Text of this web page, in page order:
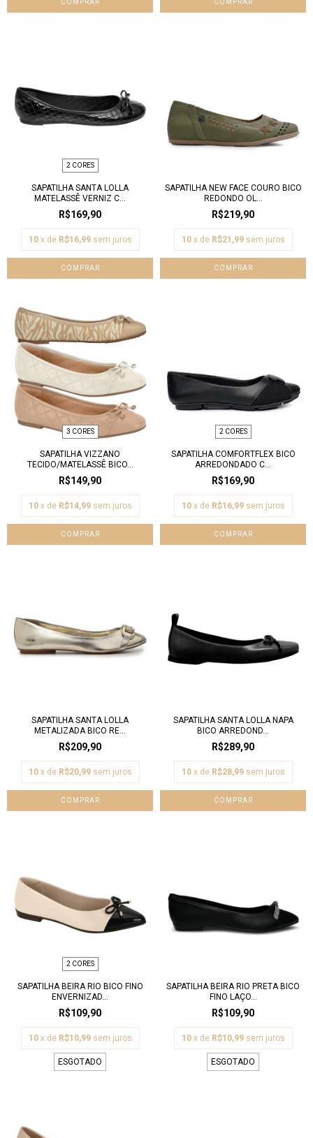
COMPRAR COMPRAR
2 CORES
SAPATILHA SANTA LOLLA
MATELASSÊ VERNIZ C...
R$169,90
10 x de R$16,99 sem juros
COMPRAR
SAPATILHA NEW FACE COURO BICO
REDONDO OL...
R$219,90
10 x de R$21,99 sem juros
COMPRAR
3 CORES
SAPATILHA VIZZANO
TECIDO/MATELASSÊ BICO...
R$149,90
10 x de R$14,99 sem juros
COMPRAR
2 CORES
SAPATILHA COMFORTFLEX BICO
ARREDONDADO C...
R$169,90
10 x de R$16,99 sem juros
COMPRAR
SAPATILHA SANTA LOLLA
METALIZADA BICO RE...
R$209,90
10 x de R$20,99 sem juros
COMPRAR
SAPATILHA SANTA LOLLA NAPA
BICO ARREDOND...
R$289,90
10 x de R$28,99 sem juros
COMPRAR
2 CORES
SAPATILHA BEIRA RIO BICO FINO
ENVERNIZAD...
R$109,90
10 x de R$10,99 sem juros
ESGOTADO
SAPATILHA BEIRA RIO PRETA BICO
FINO LAÇO...
R$109,90
10 x de R$10,99 sem juros
ESGOTADO